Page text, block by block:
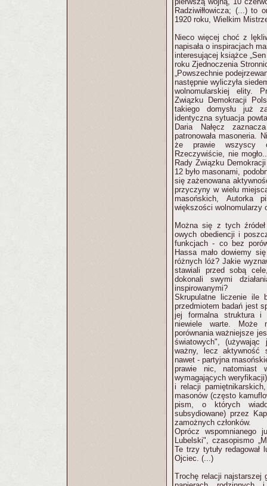
Radziwiłłowicza; (...)
1920 roku, Wielkim
Nieco więcej choć z
napisała o inspiracjach
interesującej książce
roku Zjednoczenia
„Powszechnie
następnie wyliczyła
wolnomularskiej elity.
Związku Demokracji
takiego domysłu już
identyczna sytuacja
Daria Nałęcz
patronowała masoneria.
że prawie wszyscy
Rzeczywiście, nie
Rady Związku
12 było masonami,
się zażenowana
przyczyny w wielu
masońskich, Autorka
większości wolnomularzy
Można się z tych
owych obediencji i
funkcjach - co bez
Hassa mało dowiemy
różnych lóż? Jakie
stawiali przed sobą
dokonali swymi
inspirowanymi?
Skrupulatne liczenie ile
przedmiotem badań jest
jej formalna struktura i
niewiele warte. Może
porównania ważniejsze
światowych",
ważny, lecz aktywność
nawet - partyjna
prawie nic, natomiast
wymagających
i relacji
masonów (często
pism, o których
subsydiowane) przez
zamożnych członków.
Oprócz wspomnianego
Lubelski", czasopismo
Te trzy tytuły redagował
Ojciec. (...)
Trochę relacji najstarszej